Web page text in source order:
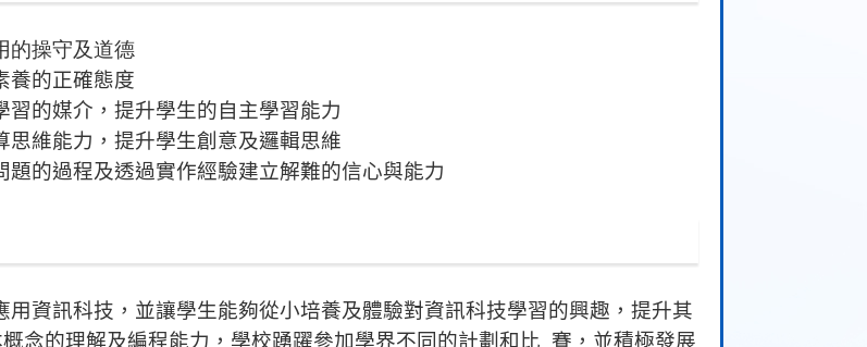
的操守及道德
養的正確態度
習的媒介，提升學生的自主學習能力
思維能力，提升學生創意及邏輯思維
題的過程及透過實作經驗建立解難的信心與能力
用資訊科技，並讓學生能夠從小培養及體驗對資訊科技學習的興趣，提升其
念的理解及編程能力，學校踴躍參加學界不同的計劃和比 賽，並積極發展